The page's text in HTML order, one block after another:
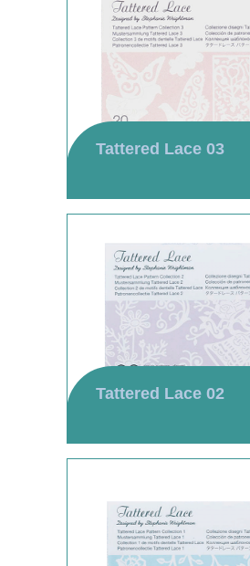
Tattered Lace 03
Tattered Lace 02